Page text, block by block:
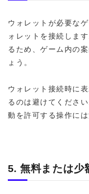
ウォレットが必要な
ォレットを接続しま
るため、ゲーム内の
ょう。
ウォレット接続時に
るのは避けてくださ
動を許可する操作には
5. 無料または少